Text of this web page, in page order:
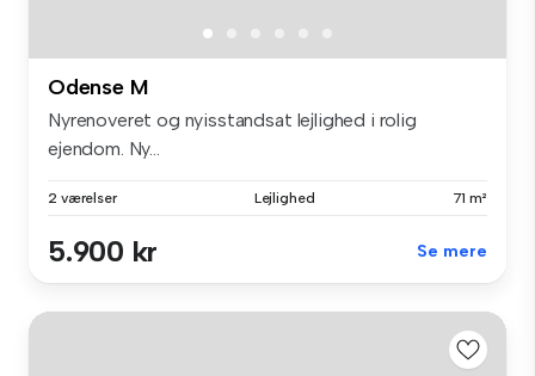
Odense M
Nyrenoveret og nyisstandsat lejlighed i rolig
ejendom. Ny...
2 værelser Lejlighed 71 m²
5.900 kr Se mere